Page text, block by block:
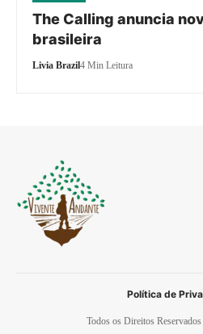
The Calling anuncia
brasileira
Livia Brazil4 Min Leitura
Todos os Direitos
Política de